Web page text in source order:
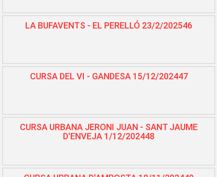
LA BUFAVENTS - EL PERELLÓ 23/2/202546
CURSA DEL VI - GANDESA 15/12/202447
CURSA URBANA JERONI JUAN - SANT JAUME
D'ENVEJA 1/12/202448